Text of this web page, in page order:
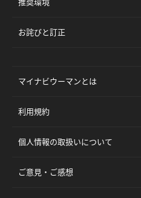
お詫びと訂正
マイナビウーマンとは
利用規約
個人情報の取扱いについて
ご意見・ご感想